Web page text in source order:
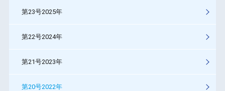
第23号2025年
第22号2024年
第21号2023年
第20号2022年